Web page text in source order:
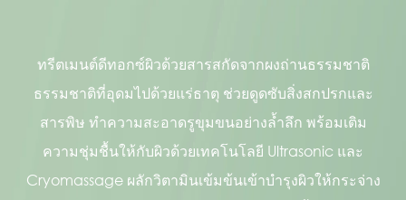
ทรีตเมนต์ดีทอกซ์ผิวด้วยสารสกัดจากผงถ่านธรรมชาติ
ธรรมชาติที่อุดมไปด้วยแร่ธาตุ ช่วยดูดซับสิ่งสกปรกและ
สารพิษ ทำความสะอาดรูขุมขนอย่างล้ำลึก พร้อมเติม
ความชุ่มชื้นให้กับผิวด้วยเทคโนโลยี Ultrasonic และ
Cryomassage ผลักวิตามินเข้มข้นเข้าบำรุงผิวให้กระจ่าง